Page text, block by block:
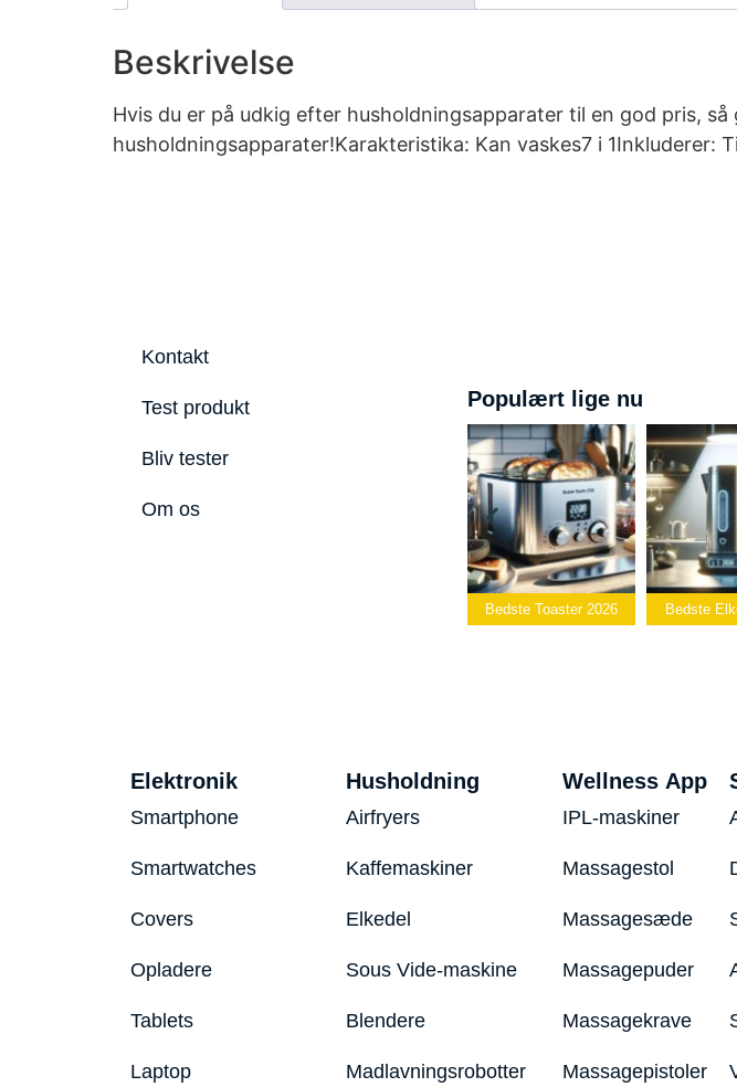
Beskrivelse
Hvis du er på udkig efter husholdningsapparater til en god pris,
husholdningsapparater!Karakteristika: Kan vaskes7 i
Kontakt
Test produkt
Bliv tester
Om os
Populært lige nu
Bedste Toaster 2026 Bedste
Elektronik
Smartphone
Smartwatches
Covers
Opladere
Tablets
Laptop
Husholdning
Airfryers
Kaffemaskiner
Elkedel
Sous Vide-maskine
Blendere
Madlavningsrobotter
Wellness App
IPL-maskiner
Massagestol
Massagesæde
Massagepuder
Massagekrave
Massagepistoler